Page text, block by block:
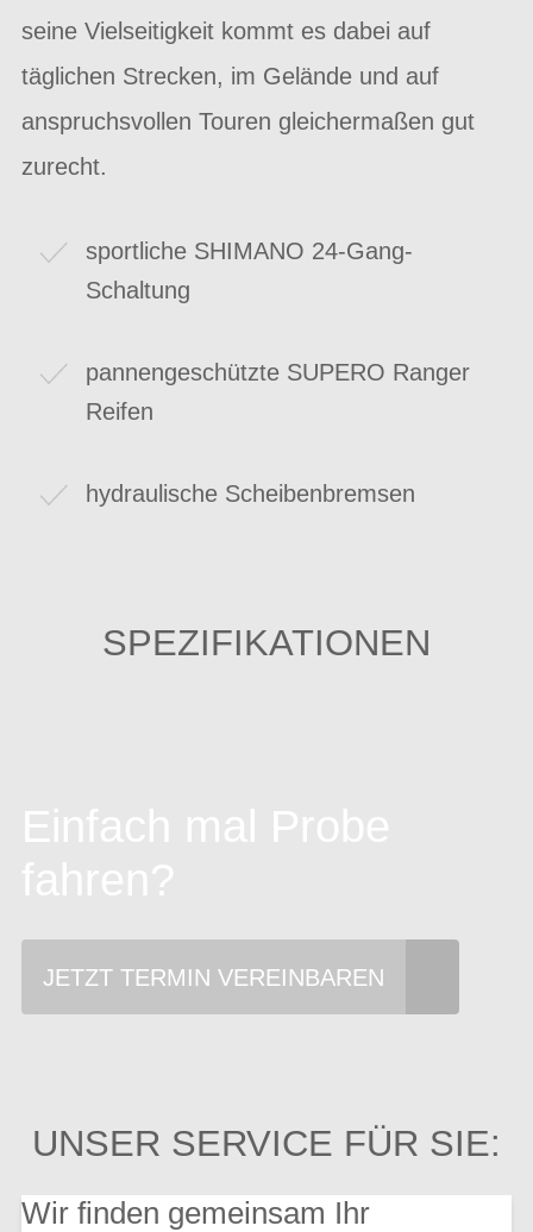
seine Vielseitigkeit kommt es dabei auf
täglichen Strecken, im Gelände und auf
anspruchsvollen Touren gleichermaßen gut
zurecht.
sportliche SHIMANO 24-Gang-
Schaltung
pannengeschützte SUPERO Ranger
Reifen
hydraulische Scheibenbremsen
SPEZIFIKATIONEN
JETZT TERMIN VEREINBAREN
UNSER SERVICE FÜR SIE:
Wir finden gemeinsam Ihr